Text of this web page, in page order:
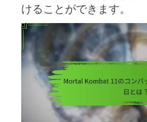
けることができます。